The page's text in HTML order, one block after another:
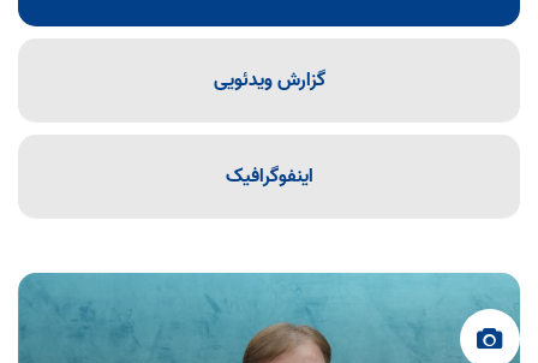
گزارش ویدئویی
اینفوگرافیک